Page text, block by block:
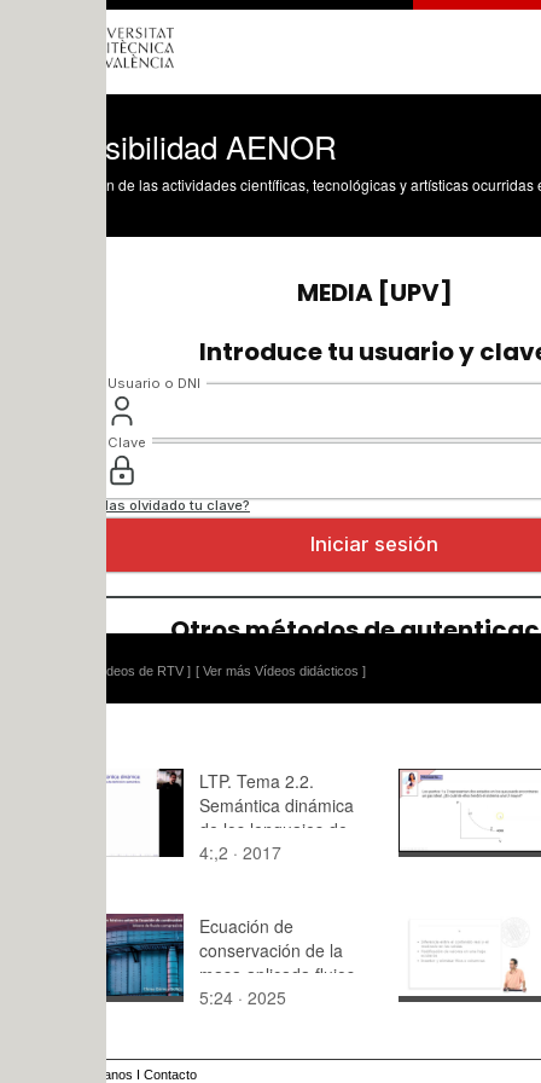
AENOR
de las actividades científicas, tecnológicas y artísticas ocurridas en los tres
[ Ver más Vídeos didácticos ]
LTP. Tema 2.2.
Semántica dinámica
de los lenguajes de
programación:
4:,2 · 2017
en H
7:48 · 2023
Ecuación de
conservación de la
masa aplicada flujos
compresibles
5:24 · 2025 15:46 ·